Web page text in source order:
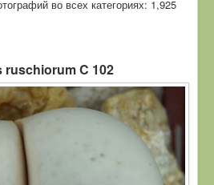
во всех категориях: 1,925
ruschiorum C 102